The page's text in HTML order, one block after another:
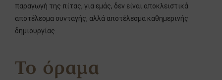
παραγωγή της πίτας, για εμάς, δεν είναι αποκλειστικά
αποτέλεσμα συνταγής, αλλά αποτέλεσμα καθημερινής
δημιουργίας.
Το όραμα